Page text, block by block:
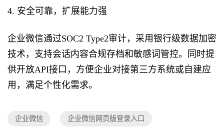
4. 安全可靠，扩展能力强
企业微信通过SOC2 Type2审计，采用银行级数据加密
技术，支持会话内容合规存档和敏感词管控。同时提
供开放API接口，方便企业对接第三方系统或自建应
用，满足个性化需求。
企业微信 企业微信网页版登录入口